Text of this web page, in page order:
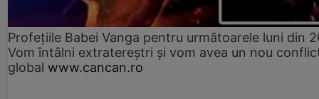
Profețiile Babei Vanga pentru următoarele luni din
Vom întâlni extratereștri și vom avea un nou
global www.cancan.ro